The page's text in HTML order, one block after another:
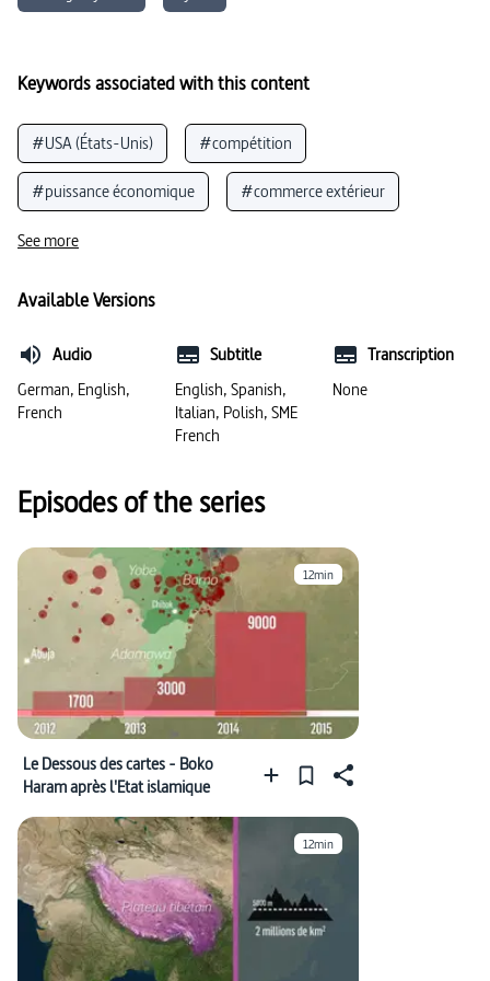
Keywords associated with this content
#USA (États-Unis) #compétition
#puissance économique #commerce extérieur
#Taïwan
#dépendance économique
#puissance mondiale #avenir
#États-Unis (politique étrangère)
See more
Available Versions
Audio
German, English,
French
Subtitle
English, Spanish,
Italian, Polish, SME
French
Transcription
None
Episodes of the series
12min
Le Dessous des cartes - Boko
Haram après l'Etat islamique
12min